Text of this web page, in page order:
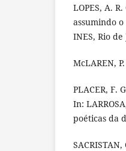
LOPES, A.
assumindo
INES, Rio
McLAREN,
PLACER, F.
In:
poéticas da